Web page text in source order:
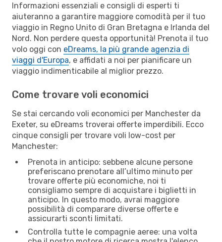
Informazioni essenziali e consigli di esperti ti
aiuteranno a garantire maggiore comodità per il tuo
viaggio in Regno Unito di Gran Bretagna e Irlanda del
Nord. Non perdere questa opportunità! Prenota il tuo
volo oggi con eDreams, la più grande agenzia di
viaggi d'Europa, e affidati a noi per pianificare un
viaggio indimenticabile al miglior prezzo.
Come trovare voli economici
Se stai cercando voli economici per Manchester da
Exeter, su eDreams troverai offerte imperdibili. Ecco
cinque consigli per trovare voli low-cost per
Manchester:
Prenota in anticipo: sebbene alcune persone
preferiscano prenotare all’ultimo minuto per
trovare offerte più economiche, noi ti
consigliamo sempre di acquistare i biglietti in
anticipo. In questo modo, avrai maggiore
possibilità di comparare diverse offerte e
assicurarti sconti limitati.
Controlla tutte le compagnie aeree: una volta